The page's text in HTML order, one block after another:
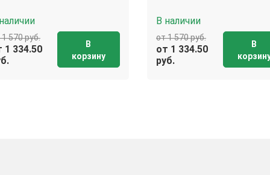
1 570 руб.
1 334.50
В
корзину
В наличии
от 1 570 руб.
от 1 334.50
руб.
В